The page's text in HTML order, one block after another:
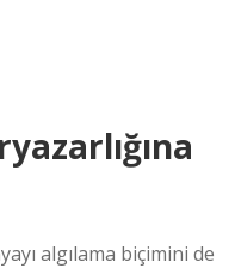
algılama biçimini de